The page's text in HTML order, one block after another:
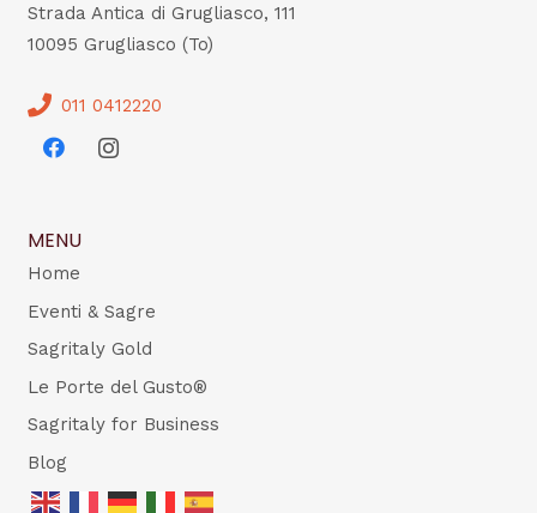
Strada Antica di Grugliasco, 111
10095 Grugliasco (To)
011 0412220
MENU
Home
Eventi & Sagre
Sagritaly Gold
Le Porte del Gusto®
Sagritaly for Business
Blog